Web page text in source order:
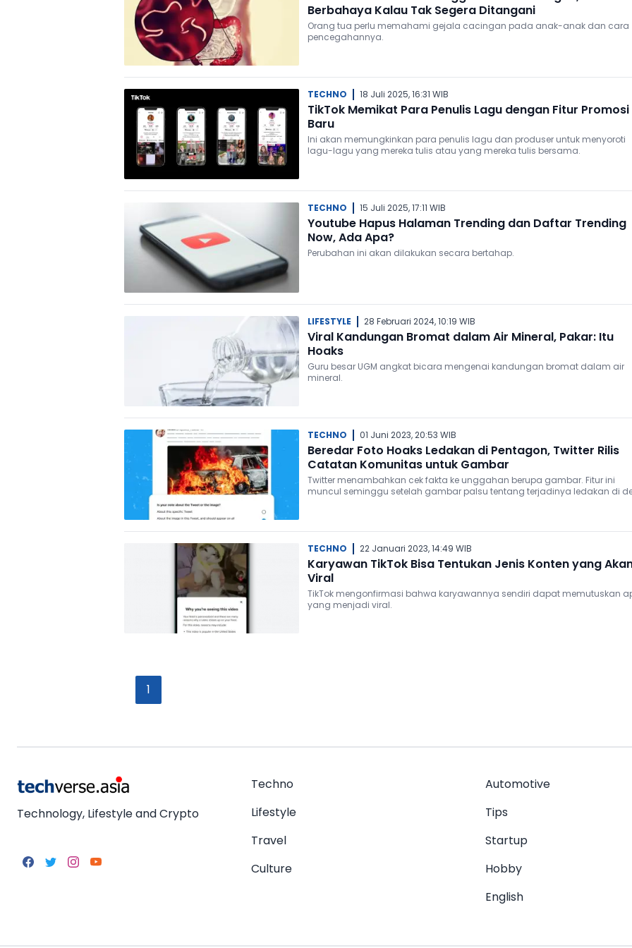
Berbahaya Kalau Tak Segera Ditangani
Orang tua perlu memahami gejala cacingan pada anak-anak dan cara
pencegahannya.
TECHNO 18 Juli 2025, 16:31 WIB
TikTok Memikat Para Penulis Lagu dengan Fitur Promosi
Baru
Ini akan memungkinkan para penulis lagu dan produser untuk menyoroti
lagu-lagu yang mereka tulis atau yang mereka tulis bersama.
TECHNO 15 Juli 2025, 17:11 WIB
Youtube Hapus Halaman Trending dan Daftar Trending
Now, Ada Apa?
Perubahan ini akan dilakukan secara bertahap.
LIFESTYLE 28 Februari 2024, 10:19 WIB
Viral Kandungan Bromat dalam Air Mineral, Pakar: Itu
Hoaks
Guru besar UGM angkat bicara mengenai kandungan bromat dalam air
mineral.
TECHNO 01 Juni 2023, 20:53 WIB
Beredar Foto Hoaks Ledakan di Pentagon, Twitter Rilis
Catatan Komunitas untuk Gambar
Twitter menambahkan cek fakta ke unggahan berupa gambar. Fitur ini
muncul seminggu setelah gambar palsu tentang terjadinya ledakan di
TECHNO 22 Januari 2023, 14:49 WIB
Karyawan TikTok Bisa Tentukan Jenis Konten yang
Viral
TikTok mengonfirmasi bahwa karyawannya sendiri dapat memutuskan
yang menjadi viral.
1
Technology, Lifestyle and Crypto
Techno
Lifestyle
Travel
Culture
Automotive
Tips
Startup
Hobby
English